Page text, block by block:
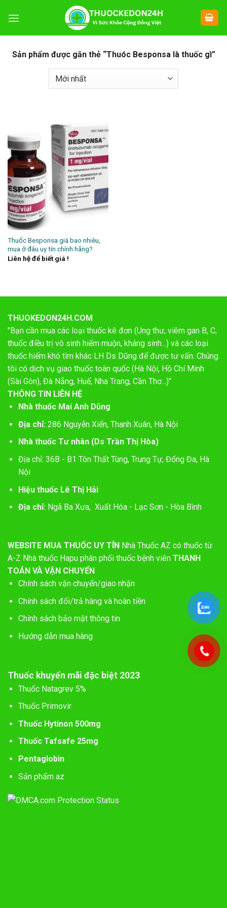
đến
Sản phẩm được gắn thẻ “Thuóc Besponsa là thuốc gì”
Thuốc Besponsa giá bao nhiêu,
mua ở đâu uy tín chính hãng?
Liên hệ để biết giá !
THUOKEDON24H.COM
"Bạn cần mua các loại thuốc kê đơn (Ung thư, viêm gan B, C,
thuốc điều trị vô sinh hiếm muộn, kháng sinh...) và các loại
thuốc hiếm khó tìm khác LH Ds Dũng để được tư vấn. Chúng
tôi có dịch vụ giao thuốc toàn quốc (Hà Nội, Hồ Chí Minh
(Sài Gòn), Đà Nẵng, Huế, Nha Trang, Cần Thơ...)"
THÔNG TIN LIÊN HỆ
Nhà thuốc Mai Anh Dũng
Địa chỉ:286 Nguyễn Xiển, Thanh Xuân, Hà Nội
Nhà thuốc Tư nhân (Ds Trần Thị Hòa)
Địa chỉ: 36B - B1 Tôn Thất Tùng, Trung Tự, Đống Đa, Hà
Nội
Hiệu thuốc Lê Thị Hải
Địa chỉ: Ngã Ba Xưa, Xuất Hóa - Lạc Sơn - Hòa Bình
WEBSITE MUA THUỐC UY TÍN Nhà Thuốc AZ có thuốc từ
A-Z Nhà thuốc Hapu phân phối thuốc bệnh viên THANH
TOÁN VÀ VẬN CHUYỂN
Chính sách vận chuyển/giao nhận
Chính sách đổi/trả hàng và hoàn tiền
Chính sách bảo mật thông tin
Hướng dẫn mua hàng
Thuốc khuyến mãi đặc biệt 2023
Thuốc Natagrev 5%
Thuốc Primovir
Thuốc Hytinon 500mg
Thuốc Tafsafe 25mg
Pentaglobin
Sản phẩm az